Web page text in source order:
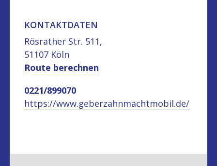
KONTAKTDATEN
Rösrather Str. 511,
51107 Köln
Route berechnen
0221/899070
https://www.geberzahnmachtmobil.de/